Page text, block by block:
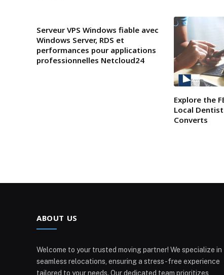
Serveur VPS Windows fiable avec
Windows Server, RDS et
performances pour applications
professionnelles Netcloud24
Explore the
Local
Converts
ABOUT US
Welcome to your trusted moving partner! We specialize in
seamless relocations, ensuring a stress-free experience
tailored to your needs. Our dedicated team prioritizes